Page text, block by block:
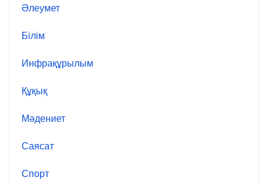
Әлеумет
Білім
Инфрақұрылым
Құқық
Мәдениет
Саясат
Спорт